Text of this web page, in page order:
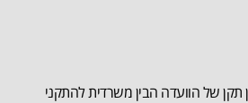
תקן של הוועדה הבין משרדית להתקני